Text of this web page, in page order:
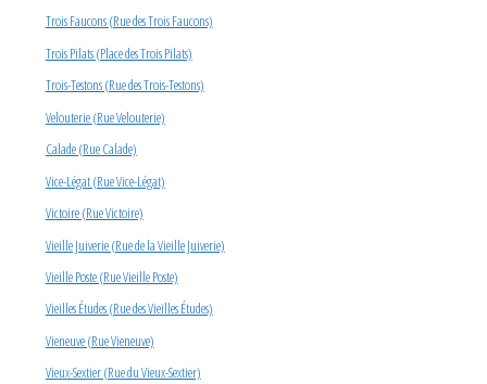
Trois Faucons (Rue des Trois Faucons)
Trois Pilats (Place des Trois Pilats)
Trois-Testons (Rue des Trois-Testons)
Velouterie (Rue Velouterie)
Calade (Rue Calade)
Vice-Légat (Rue Vice-Légat)
Victoire (Rue Victoire)
Vieille Juiverie (Rue de la Vieille Juiverie)
Vieille Poste (Rue Vieille Poste)
Vieilles Études (Rue des Vieilles Études)
Vieneuve (Rue Vieneuve)
Vieux-Sextier (Rue du Vieux-Sextier)